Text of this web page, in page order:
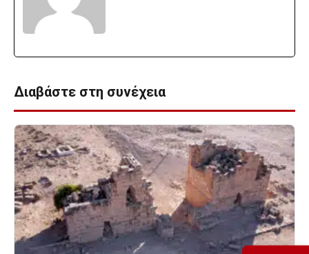
Διαβάστε στη συνέχεια